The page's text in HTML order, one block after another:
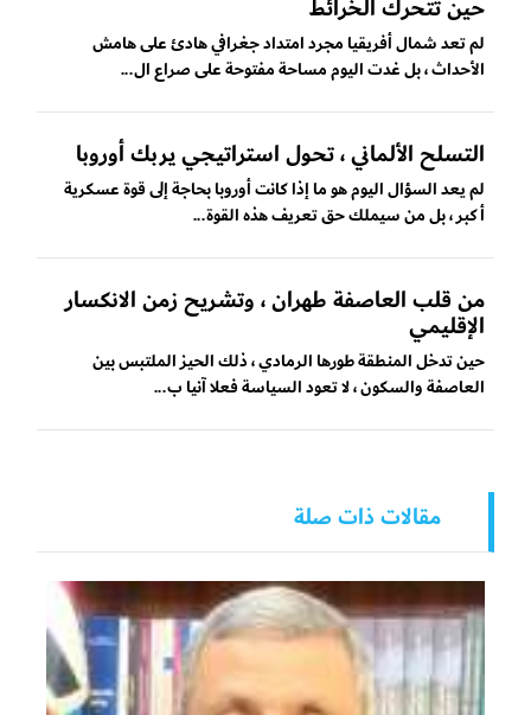
حين تتحرك الخرائط
لم تعد شمال أفريقيا مجرد امتداد جغرافي هادئ على هامش
الأحداث ، بل غدت اليوم مساحة مفتوحة على صراع ال...
التسلح الألماني ، تحول استراتيجي يربك أوروبا
لم يعد السؤال اليوم هو ما إذا كانت أوروبا بحاجة إلى قوة عسكرية
أكبر ، بل من سيملك حق تعريف هذه القوة...
من قلب العاصفة طهران ، وتشريح زمن الانكسار
الإقليمي
حين تدخل المنطقة طورها الرمادي ، ذلك الحيز الملتبس بين
العاصفة والسكون ، لا تعود السياسة فعلا آنيا ب...
مقالات ذات صلة